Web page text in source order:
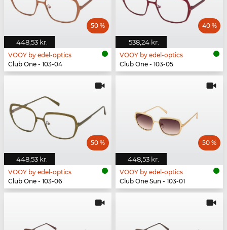
448,53 kr.
50 %
VOOY by edel-optics
Club One - 103-04
538,24 kr.
40 %
VOOY by edel-optics
Club One - 103-05
448,53 kr.
50 %
VOOY by edel-optics
Club One - 103-06
448,53 kr.
50 %
VOOY by edel-optics
Club One Sun - 103-01